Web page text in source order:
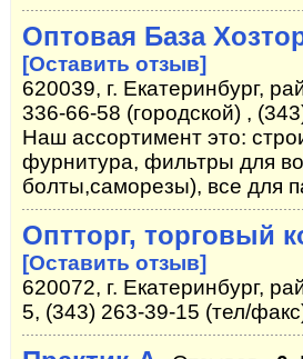
Оптовая База
[Оставить отзыв]
620039, г. Екатеринбург,
336-66-58 (городской) ,
Наш ассортимент это:
фурнитура, фильтры для
болты,саморезы), все для
Оптторг, торговый
[Оставить отзыв]
620072, г. Екатеринбург,
5, (343) 263-39-15 (тел/